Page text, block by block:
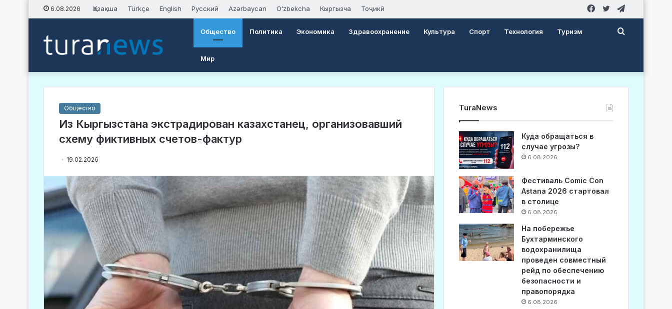
6.08.2026 Қазақша Türkçe English Русский Azərbaycan Oʻzbekcha Кыргызча Тоҷикӣ Twitter
Facebook
Общество Политика Экономика Здравоохранение Культура Спорт Технология Туризм
Мир
Search
Общество
Из Кыргызстана экстрадирован казахстанец, организовавший
схему фиктивных счетов-фактур
19.02.2026
TuraNews
Куда обращаться в
случае угрозы?
6.08.2026
Фестиваль Comic Con
Astana 2026 стартовал
в столице
6.08.2026
На побережье
Бухтарминского
водохранилища
проведен совместный
рейд по обеспечению
безопасности и
правопорядка
6.08.2026